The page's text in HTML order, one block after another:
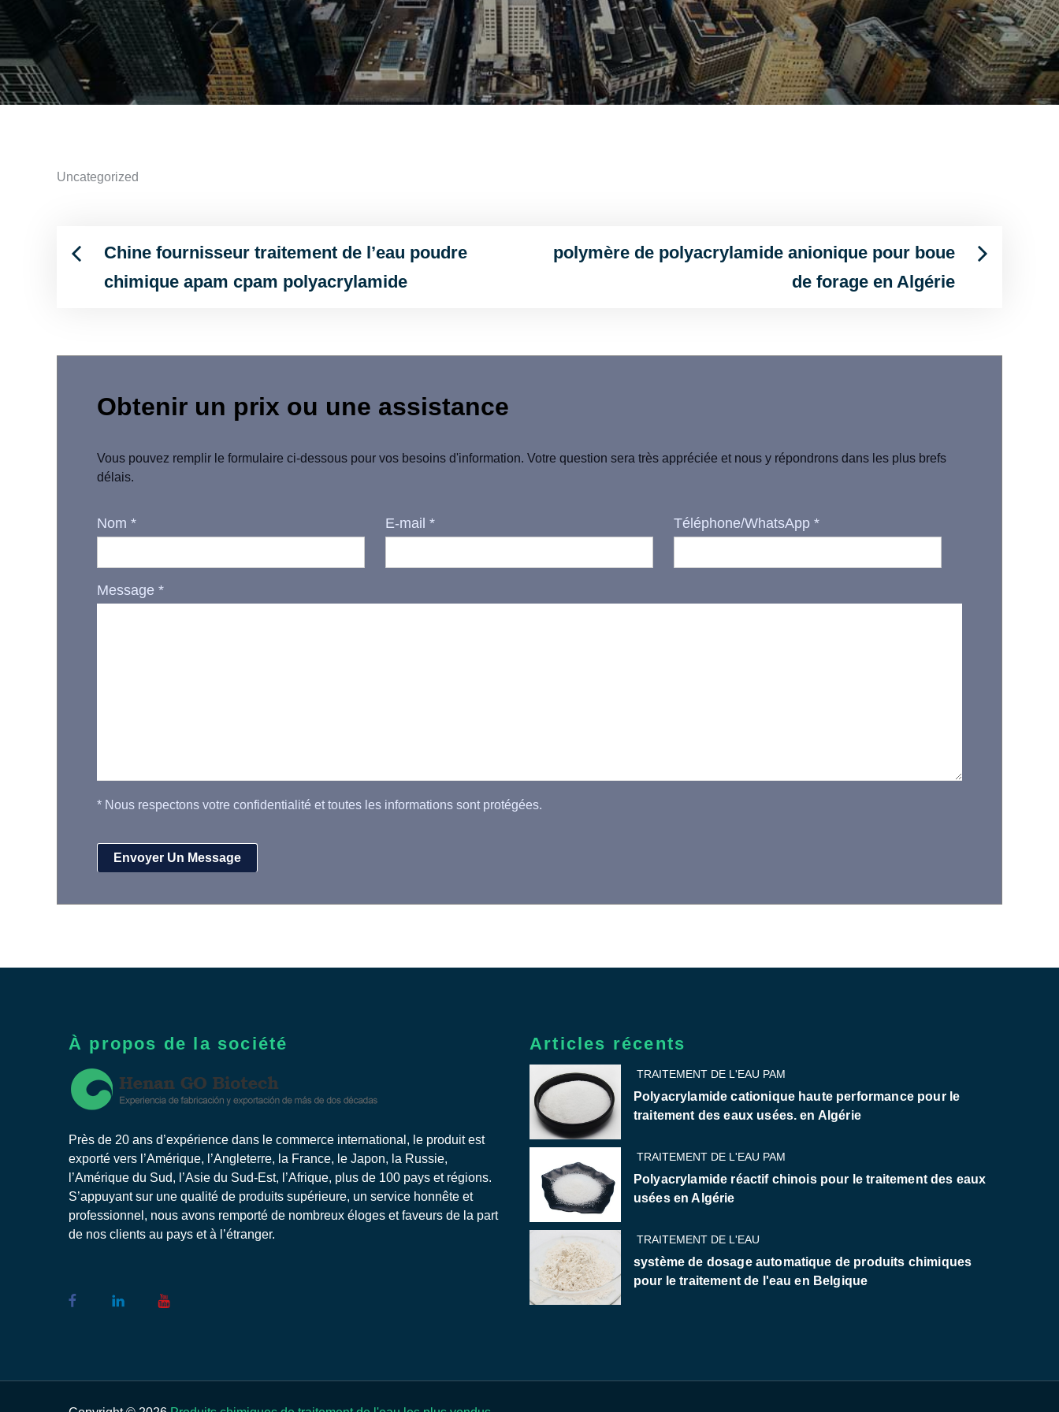
Uncategorized
PostChine fournisseur traitement de l’eau poudre
chimique apam cpam polyacrylamide
polymère de polyacrylamide anionique pour boue
de forage en Algérie
Obtenir un prix ou une assistance
Vous pouvez remplir le formulaire ci-dessous pour vos besoins d'information. Votre question sera très appréciée et nous y répondrons dans les plus brefs
délais.
Nom * E-mail * Téléphone/WhatsApp *
Message *
* Nous respectons votre confidentialité et toutes les informations sont protégées.
À propos de la société
Près de 20 ans d’expérience dans le commerce international, le produit est
exporté vers l’Amérique, l’Angleterre, la France, le Japon, la Russie,
l’Amérique du Sud, l’Asie du Sud-Est, l’Afrique, plus de 100 pays et régions.
S’appuyant sur une qualité de produits supérieure, un service honnête et
professionnel, nous avons remporté de nombreux éloges et faveurs de la part
de nos clients au pays et à l’étranger.
Articles récents
TRAITEMENT DE L'EAU PAM
Polyacrylamide cationique haute performance pour le
traitement des eaux usées. en Algérie
TRAITEMENT DE L'EAU PAM
Polyacrylamide réactif chinois pour le traitement des eaux
usées en Algérie
TRAITEMENT DE L'EAU
système de dosage automatique de produits chimiques
pour le traitement de l'eau en Belgique